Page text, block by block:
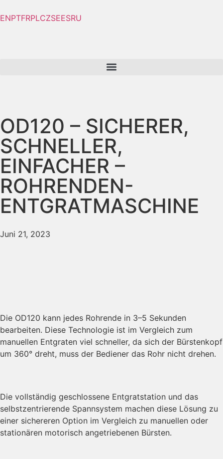
ENPTFRPLCZSEESRU
OD120 – SICHERER,
SCHNELLER,
EINFACHER –
ROHRENDEN-
ENTGRATMASCHINE
Juni 21, 2023
Die OD120 kann jedes Rohrende in 3–5 Sekunden
bearbeiten. Diese Technologie ist im Vergleich zum
manuellen Entgraten viel schneller, da sich der Bürstenkopf
um 360° dreht, muss der Bediener das Rohr nicht drehen.
Die vollständig geschlossene Entgratstation und das
selbstzentrierende Spannsystem machen diese Lösung zu
einer sichereren Option im Vergleich zu manuellen oder
stationären motorisch angetriebenen Bürsten.